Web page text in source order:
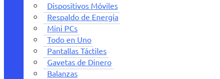
Dispositivos Móviles
Respaldo de Energía
Mini PCs
Todo en Uno
Pantallas Táctiles
Gavetas de Dinero
Balanzas